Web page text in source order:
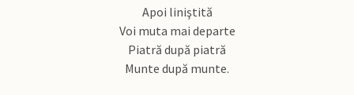
Apoi liniştită
Voi muta mai departe
Piatră după piatră
Munte după munte.